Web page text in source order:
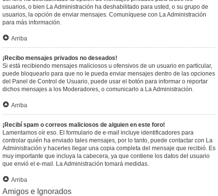
usuarios, o bien La Administración ha deshabilitado para usted, o su grupo de
usuarios, la opción de enviar mensajes. Comuníquese con La Administración
para más información.
Arriba
¡Recibo mensajes privados no deseados!
Si está recibiendo mensajes maliciosos u ofensivos de un usuario en particular,
puede bloquearlo para que no le pueda enviar mensajes dentro de las opciones
del Panel de Control de Usuario, puede usar el botón para informar o reportar
dichos mensajes a los Moderadores, o comunicarlo a La Administración.
Arriba
¡Recibí spam o correos maliciosos de alguien en este foro!
Lamentamos oír eso. El formulario de e-mail incluye identificadores para
controlar quién ha enviado tales mensajes, por lo tanto, puede contactar con La
Administración y hacerles llegar una copia completa del mensaje que recibió. Es
muy importante que incluya la cabecera, ya que contiene los datos del usuario
que envió el e-mail. La Administración tomará medidas.
Arriba
Amigos e Ignorados